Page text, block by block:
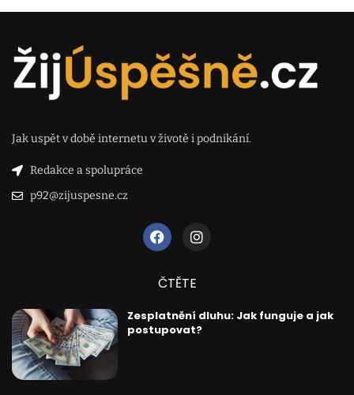
Jak uspět v době internetu v životě i podnikání.
Redakce a spolupráce
p92@zijuspesne.cz
ČTĚTE
Zesplatnění dluhu: Jak funguje a jak
postupovat?